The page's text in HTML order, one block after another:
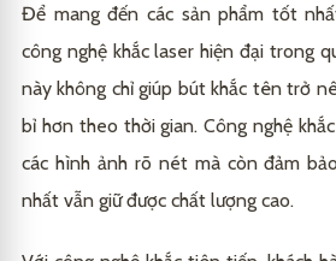
Để mang đến các sản phẩm tốt
công nghệ khắc laser hiện đại trong
này không chỉ giúp bút khắc tên trở
bỉ hơn theo thời gian. Công nghệ
các hình ảnh rõ nét mà còn đảm
nhất vẫn giữ được chất lượng cao.